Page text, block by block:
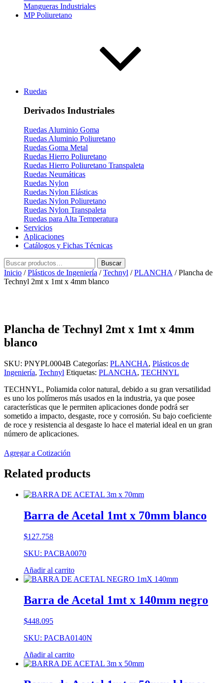
Mangueras Industriales
MP Poliuretano
Ruedas
Derivados Industriales
Ruedas Aluminio Goma
Ruedas Aluminio Poliuretano
Ruedas Goma Metal
Ruedas Hierro Poliuretano
Ruedas Hierro Poliuretano Transpaleta
Ruedas Neumáticas
Ruedas Nylon
Ruedas Nylon Elásticas
Ruedas Nylon Poliuretano
Ruedas Nylon Transpaleta
Ruedas para Alta Temperatura
Servicios
Aplicaciones
Catálogos y Fichas Técnicas
Buscar
por:
Buscar
Inicio /Plásticos de Ingeniería /Technyl /PLANCHA / Plancha de
Technyl 2mt x 1mt x 4mm blanco
Plancha de Technyl 2mt x 1mt x 4mm
blanco
SKU: PNYPL0004B Categorías: PLANCHA, Plásticos de
Ingeniería, Technyl Etiquetas: PLANCHA, TECHNYL
TECHNYL, Poliamida color natural, debido a su gran versatilidad
es uno los polímeros más usados en la industria, ya que posee
características que le permiten aplicaciones donde podrá ser
sometido a impacto, desgaste, roce y corrosión. Su bajo coeficiente
de roce y resistencia al desgaste lo hace el material ideal en un gran
número de aplicaciones.
Agregar a Cotización
Related products
Barra de Acetal 1mt x 70mm blanco
$127.758
SKU: PACBA0070
Añadir al carrito
Barra de Acetal 1mt x 140mm negro
$448.095
SKU: PACBA0140N
Añadir al carrito